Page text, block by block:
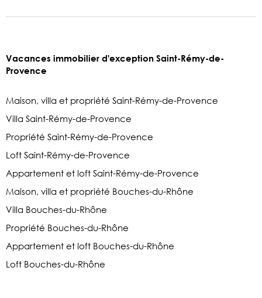
Vacances immobilier d'exception Saint-Rémy-de-
Provence
Maison, villa et propriété Saint-Rémy-de-Provence
Villa Saint-Rémy-de-Provence
Propriété Saint-Rémy-de-Provence
Loft Saint-Rémy-de-Provence
Appartement et loft Saint-Rémy-de-Provence
Maison, villa et propriété Bouches-du-Rhône
Villa Bouches-du-Rhône
Propriété Bouches-du-Rhône
Appartement et loft Bouches-du-Rhône
Loft Bouches-du-Rhône